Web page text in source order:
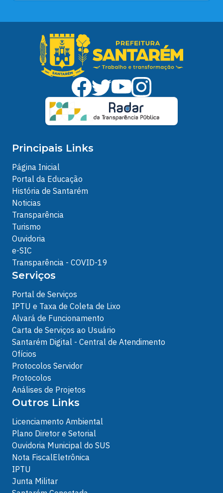
Principais Links
Página Inicial
Portal da Educação
História de Santarém
Noticias
Transparência
Turismo
Ouvidoria
e-SIC
Transparência - COVID-19
Serviços
Portal de Serviços
IPTU e Taxa de Coleta de Lixo
Alvará de Funcionamento
Carta de Serviços ao Usuário
Santarém Digital - Central de Atendimento
Ofícios
Protocolos Servidor
Protocolos
Análises de Projetos
Outros Links
Licenciamento Ambiental
Plano Diretor e Setorial
Ouvidoria Municipal do SUS
Nota FiscalEletrônica
IPTU
Junta Militar